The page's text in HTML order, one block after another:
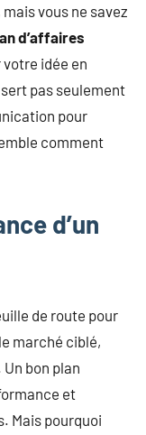
vous ne savez
d’affaires
idée en
pas seulement
pour
comment
d’un
de route pour
marché ciblé,
bon plan
et
Mais pourquoi